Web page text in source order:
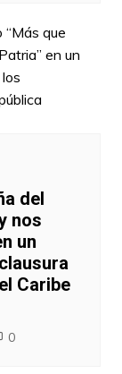
del
nos
un
Caribe
0